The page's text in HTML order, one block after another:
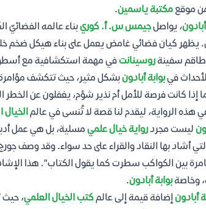
موقعمكتبة ياسمين.
، يواصلجيمس س. أ. كوريبناء عالمه الفضائيّ
كيان فضائي غامض يعمل على بناء هيكل ضخم
سفينةروسينانتفي مهمة استكشافية مع
فيبوابة أبادونبشكل مثير، حيث تتكشف
إذا كانت فرصة للأمل أم نذير شؤم، يغفلون عن
في هذه الرواية، ليقدم لنا قصة لا تُنسى في عالمالخيال
ليست مجردرواية خيال علمي مسلية، بل هي عمل
أشاد بها النقاد والقراء على حد سواء. وقد وصف
بين الكواكب سطرت كما يقول الكتاب". هذا
وخاصةبوابة أبادون.
أبادون إضافة قيمة إلى عالمكتب الخيال العلمي، حيث